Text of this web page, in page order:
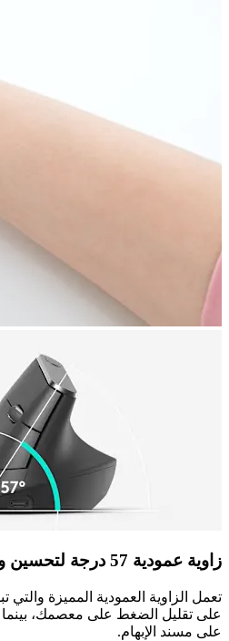
زاوية عمودية 57 درجة لتحسين وضعية المعصم
على تقليل الضغط على معصمك، بينما
على مسند الإبهام.